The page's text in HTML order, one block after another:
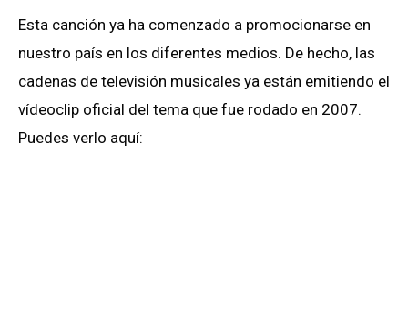
Esta canción ya ha comenzado a promocionarse en
nuestro país en los diferentes medios. De hecho, las
cadenas de televisión musicales ya están emitiendo el
vídeoclip oficial del tema que fue rodado en 2007.
Puedes verlo aquí: